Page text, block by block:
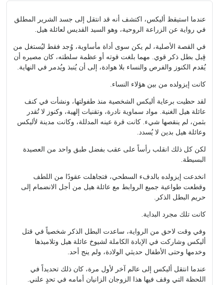
عندما استيقظ أليكس، اكتشف أنه قد انتقل إلى جسد الشرير المطلق
في رواية عن الزراعة الروحية، وهو السيد القديس لعائلة هيل.
في القصة الأصلية، لم يكن سوى أداة مأساوية، وُجد فقط ليُستغل من
قِبل بطل ذكر قوي. مهما بلغت قوته أو عظمة سلطته، كان مصيره أن
يُقدم الكنوز والفرص والنساء بلا هوادة، إلى أن يُنبذ ويُدمر في النهاية.
كانت إيزولده من بين هؤلاء النساء.
لقد حظيت برعاية أليكس الشخصية منذ طفولتها، ونشأت في كنف
عائلة هيل الغنية. مواد سماوية نادرة، وتقنيات إلهية، وكنوز لا تُقدر
بثمن، لم ينقصها شيء. كانت قرة عينه المدللة، وكانت مدينة لأليكس
وعائلة هيل بدين لا يُسدد.
لكن كل ذلك انقلب رأساً على عقب بفضل طبق واحد من العصيدة
البسيطة.
انخدعت إيزولده بالدفء السطحي، فتجاهلت عقودًا من اللطف
وقطعت طواعية جميع الروابط مع عائلة هيل من أجل الانضمام إلى
حريم البطل الذكر.
كانت تلك مجرد البداية.
وفي وقت لاحق من الرواية، ساعدت البطل الذكر شخصياً في قتل
أليكس وشاركت في الإبادة الكاملة لشيوخ عائلة هيل وتلاميذها
وخدمها وحتى الأطفال حديثي الولادة، ولم ينج أحد.
عندما انتقل أليكس إلى عالم آخر لأول مرة، كان ذلك تحديداً في
اللحظة التي وقف فيها هذا الزوجان الزانيان أمامه في تحدٍ علني.